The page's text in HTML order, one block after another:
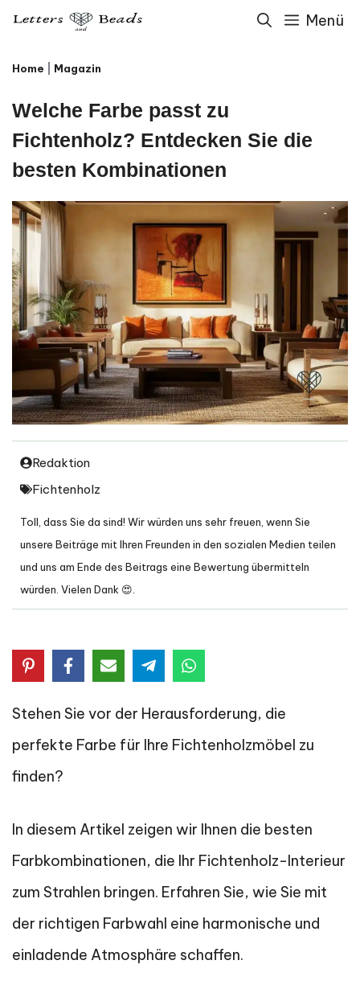
Zum
springen
Menü
Home Magazin
Welche Farbe passt zu
Fichtenholz? Entdecken Sie die
besten Kombinationen
Redaktion
Fichtenholz
Toll, dass Sie da sind! Wir würden uns sehr freuen, wenn Sie
unsere Beiträge mit Ihren Freunden in den sozialen Medien teilen
und uns am Ende des Beitrags eine Bewertung übermitteln
würden. Vielen Dank 😍.
Stehen Sie vor der Herausforderung, die
perfekte Farbe für Ihre Fichtenholzmöbel zu
finden?
In diesem Artikel zeigen wir Ihnen die besten
Farbkombinationen, die Ihr Fichtenholz-Interieur
zum Strahlen bringen. Erfahren Sie, wie Sie mit
der richtigen Farbwahl eine harmonische und
einladende Atmosphäre schaffen.